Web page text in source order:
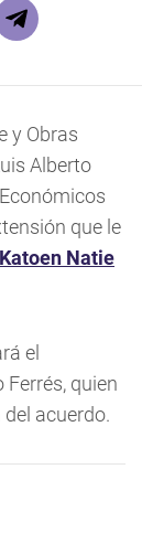
y Obras
Alberto
que le
Katoen Natie
el
quien
acuerdo.